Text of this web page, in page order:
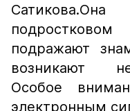
подражают
возникают
Особое
электронным